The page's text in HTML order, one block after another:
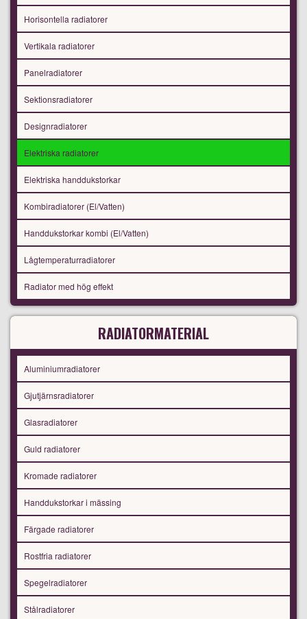
Horisontella radiatorer
Vertikala radiatorer
Panelradiatorer
Sektionsradiatorer
Designradiatorer
Elektriska radiatorer
Elektriska handdukstorkar
Kombiradiatorer (El/Vatten)
Handdukstorkar kombi (El/Vatten)
Lågtemperaturradiatorer
Radiator med hög effekt
RADIATORMATERIAL
Aluminiumradiatorer
Gjutjärnsradiatorer
Glasradiatorer
Guld radiatorer
Kromade radiatorer
Handdukstorkar i mässing
Färgade radiatorer
Rostfria radiatorer
Spegelradiatorer
Stålradiatorer